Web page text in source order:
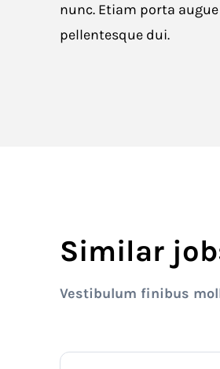
nunc. Etiam porta
pellentesque dui.
Similar
Vestibulum finibus